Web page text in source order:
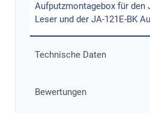
Aufputzmontagebox für den
Leser und der JA-121E-BK
Technische Daten
Bewertungen